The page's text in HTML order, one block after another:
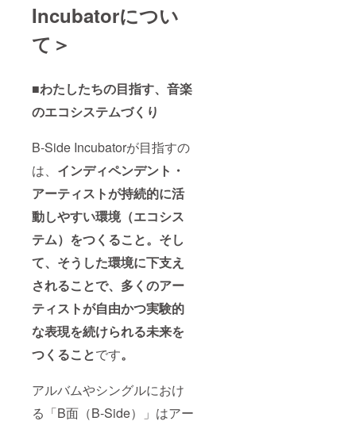
Incubatorについ
て＞
■わたしたちの目指す、音楽
のエコシステムづくり
B-Side Incubatorが目指すの
は、 インディペンデント・
アーティストが持続的に活
動しやすい環境（エコシス
テム）をつくること。そし
て、そうした環境に下支え
されることで、多くのアー
ティストが自由かつ実験的
な表現を続けられる未来を
つくることです。
アルバムやシングルにおけ
る「B面（B-Side）」はアー